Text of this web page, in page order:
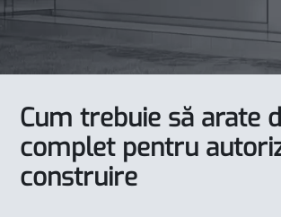
Cum trebuie să arate
complet pentru
construire